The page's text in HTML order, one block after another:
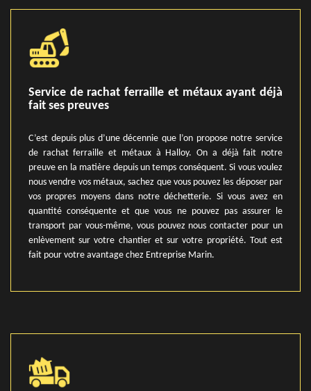
Service de rachat ferraille et métaux ayant déjà
fait ses preuves
C’est depuis plus d’une décennie que l’on propose notre service
de rachat ferraille et métaux à Halloy. On a déjà fait notre
preuve en la matière depuis un temps conséquent. Si vous voulez
nous vendre vos métaux, sachez que vous pouvez les déposer par
vos propres moyens dans notre déchetterie. Si vous avez en
quantité conséquente et que vous ne pouvez pas assurer le
transport par vous-même, vous pouvez nous contacter pour un
enlèvement sur votre chantier et sur votre propriété. Tout est
fait pour votre avantage chez Entreprise Marin.